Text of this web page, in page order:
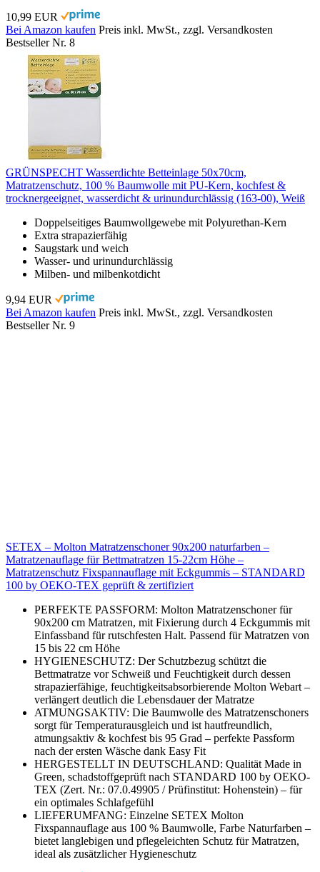
10,99 EUR
Bei Amazon kaufen Preis inkl. MwSt., zzgl. Versandkosten
Bestseller Nr. 8
GRÜNSPECHT Wasserdichte Betteinlage 50x70cm,
Matratzenschutz, 100 % Baumwolle mit PU-Kern, kochfest &
trocknergeeignet, wasserdicht & urinundurchlässig (163-00), Weiß
Doppelseitiges Baumwollgewebe mit Polyurethan-Kern
Extra strapazierfähig
Saugstark und weich
Wasser- und urinundurchlässig
Milben- und milbenkotdicht
9,94 EUR
Bei Amazon kaufen Preis inkl. MwSt., zzgl. Versandkosten
Bestseller Nr. 9
SETEX – Molton Matratzenschoner 90x200 naturfarben –
Matratzenauflage für Bettmatratzen 15-22cm Höhe –
Matratzenschutz Fixspannauflage mit Eckgummis – STANDARD
100 by OEKO-TEX geprüft & zertifiziert
PERFEKTE PASSFORM: Molton Matratzenschoner für
90x200 cm Matratzen, mit Fixierung durch 4 Eckgummis mit
Einfassband für rutschfesten Halt. Passend für Matratzen von
15 bis 22 cm Höhe
HYGIENESCHUTZ: Der Schutzbezug schützt die
Bettmatratze vor Schweiß und Feuchtigkeit durch dessen
strapazierfähige, feuchtigkeitsabsorbierende Molton Webart –
verlängert deutlich die Lebensdauer der Matratze
ATMUNGSAKTIV: Die Baumwolle des Matratzenschoners
sorgt für Temperaturausgleich und ist hautfreundlich,
atmungsaktiv & kochfest bis 95 Grad – perfekte Passform
nach der ersten Wäsche dank Easy Fit
HERGESTELLT IN DEUTSCHLAND: Qualität Made in
Green, schadstoffgeprüft nach STANDARD 100 by OEKO-
TEX (Zert. Nr.: 07.0.49905 / Prüfinstitut: Hohenstein) – für
ein optimales Schlafgefühl
LIEFERUMFANG: Einzelne SETEX Molton
Fixspannauflage aus 100 % Baumwolle, Farbe Naturfarben –
bietet langlebigen und pflegeleichten Schutz für Matratzen,
ideal als zusätzlicher Hygieneschutz